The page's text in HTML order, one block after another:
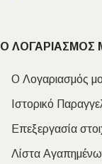
Ο ΛΟΓΑΡΙΑΣΜΟΣ
Ο Λογαριασμός
Ιστορικό
Επεξεργασία
Λίστα